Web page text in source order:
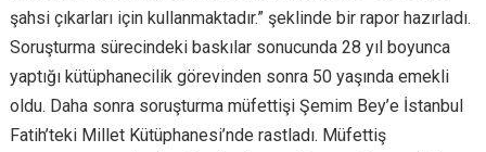
şahsi çıkarları için kullanmaktadır.” şeklinde bir rapor hazırladı.
Soruşturma sürecindeki baskılar sonucunda 28 yıl boyunca
yaptığı kütüphanecilik görevinden sonra 50 yaşında emekli
oldu. Daha sonra soruşturma müfettişi Şemim Bey’e İstanbul
Fatih’teki Millet Kütüphanesi’nde rastladı. Müfettiş